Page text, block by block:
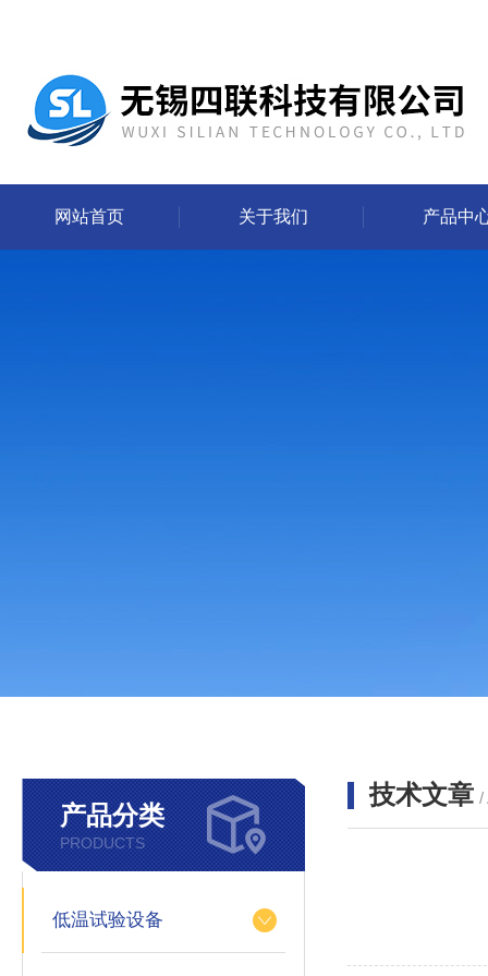
网站首页 关于我们 产品中
产品分类
PRODUCTS
低温试验设备
技术文章 /